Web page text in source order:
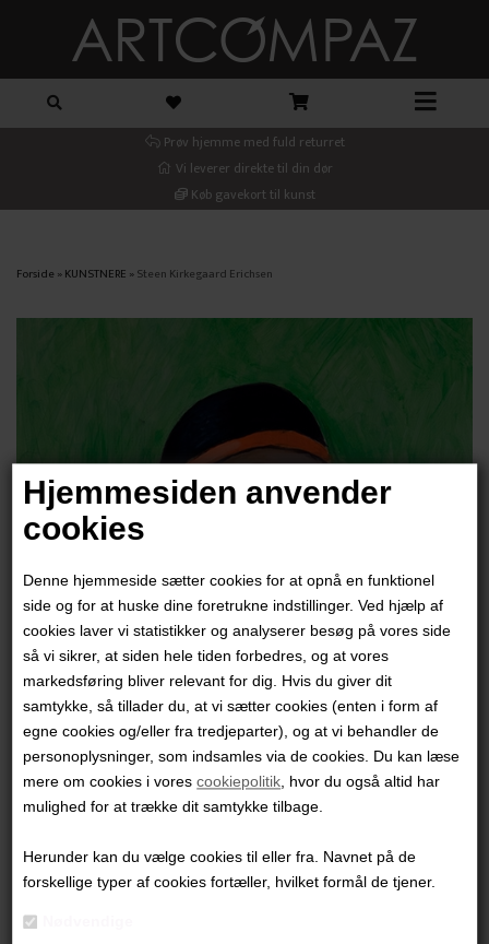
Hjemmesiden anvender
cookies
Denne hjemmeside sætter cookies for at opnå en funktionel
side og for at huske dine foretrukne indstillinger. Ved hjælp af
cookies laver vi statistikker og analyserer besøg på vores side
så vi sikrer, at siden hele tiden forbedres, og at vores
markedsføring bliver relevant for dig. Hvis du giver dit
samtykke, så tillader du, at vi sætter cookies (enten i form af
egne cookies og/eller fra tredjeparter), og at vi behandler de
personoplysninger, som indsamles via de cookies. Du kan læse
mere om cookies i vorescookiepolitik, hvor du også altid har
mulighed for at trække dit samtykke tilbage.
Herunder kan du vælge cookies til eller fra. Navnet på de
forskellige typer af cookies fortæller, hvilket formål de tjener.
Prøv hjemme med fuld returret
Vi leverer direkte til din dør
Køb gavekort til kunst
Forside »KUNSTNERE »Steen Kirkegaard Erichsen
Steen Kirkegaard Erichsen
2.250,00DKK